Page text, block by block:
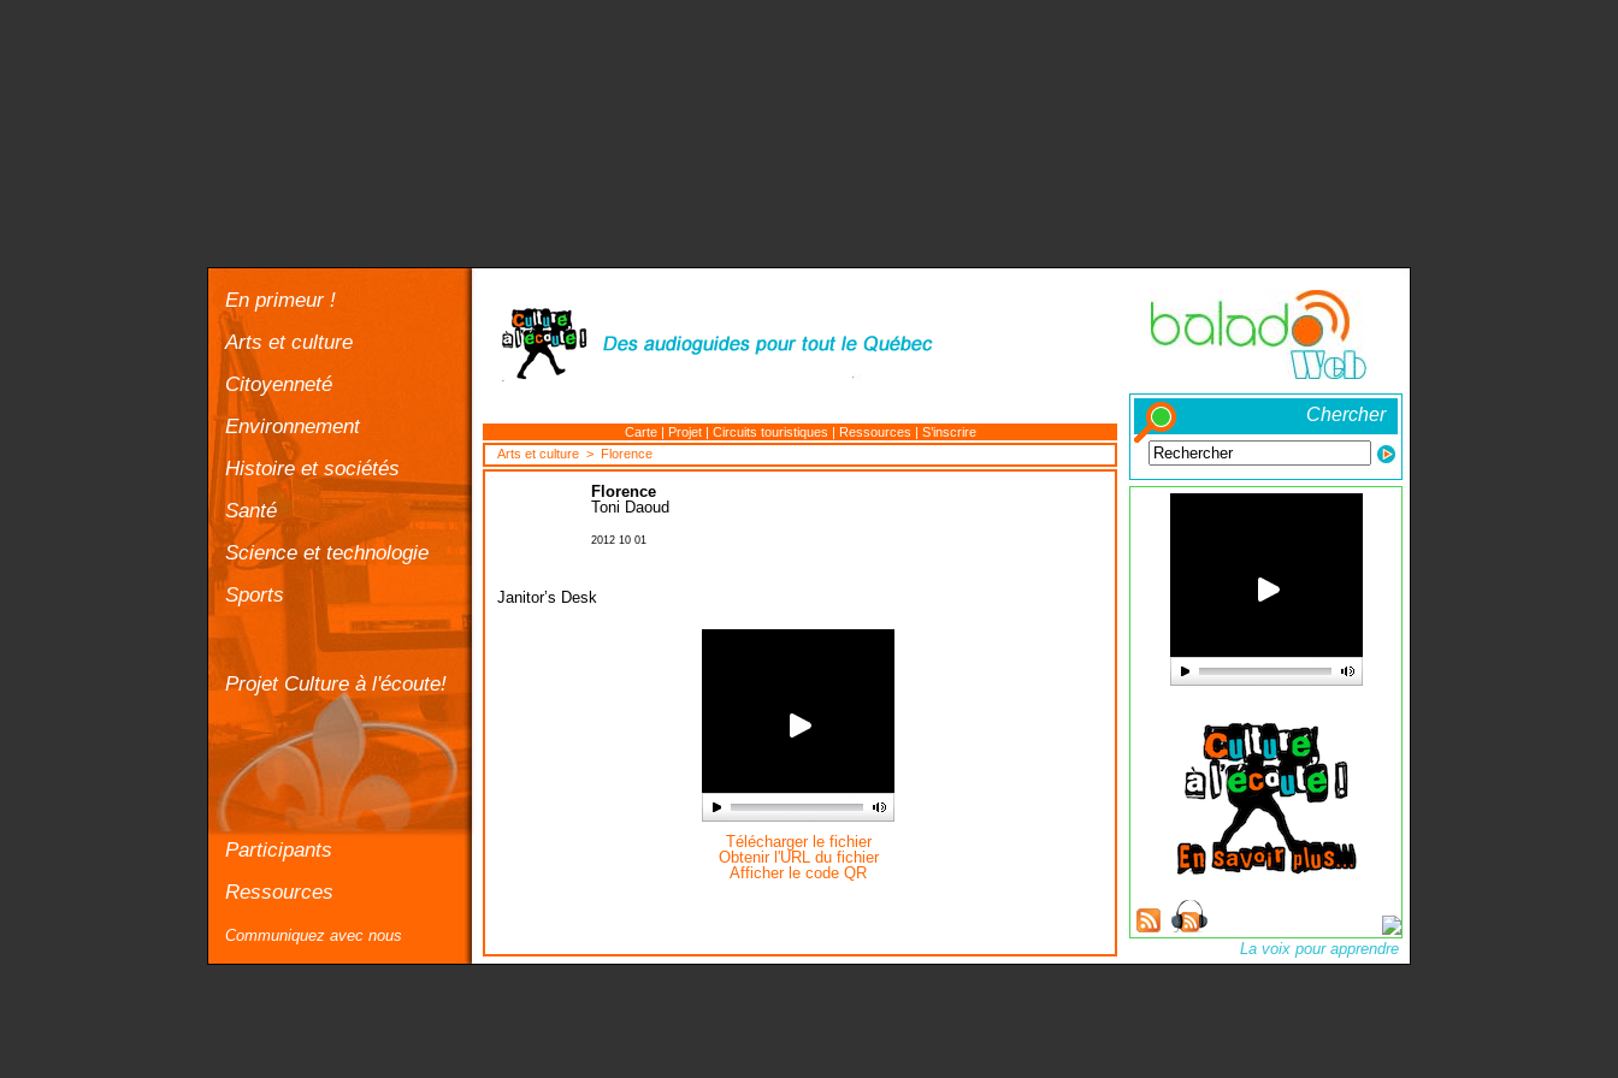
En primeur !
Arts et culture
Citoyenneté
Environnement
Histoire et sociétés
Santé
Science et technologie
Sports
Projet Culture à l'écoute!
Participants
Ressources
Communiquez avec nous
Carte | Projet | Circuits touristiques | Ressources | S’inscrire
Arts et culture > Florence
Florence
Toni Daoud
2012 10 01
Janitor’s Desk
Télécharger le fichier
Obtenir l'URL du fichier
Afficher le code QR
Chercher
La voix pour apprendre